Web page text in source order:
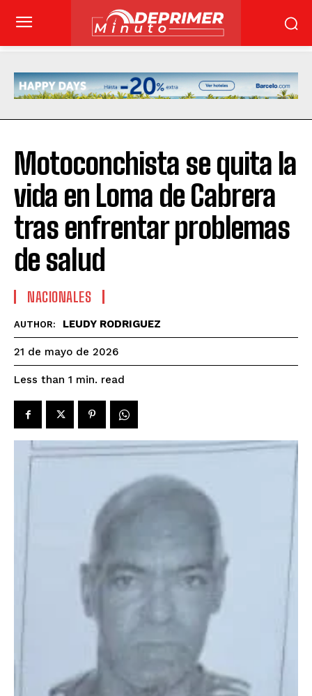
Motoconchista se quita la
vida en Loma de Cabrera
tras enfrentar problemas
de salud
NACIONALES
AUTHOR: LEUDY RODRIGUEZ
21 de mayo de 2026
Less than 1 min. read